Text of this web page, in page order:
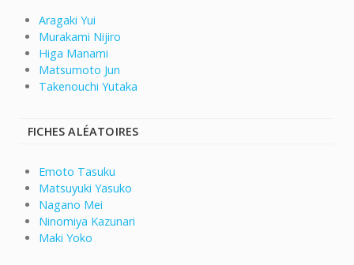
Aragaki Yui
Murakami Nijiro
Higa Manami
Matsumoto Jun
Takenouchi Yutaka
FICHES ALÉATOIRES
Emoto Tasuku
Matsuyuki Yasuko
Nagano Mei
Ninomiya Kazunari
Maki Yoko